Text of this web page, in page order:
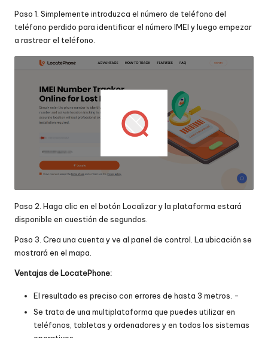
Paso 1. Simplemente introduzca el número de teléfono del
teléfono perdido para identificar el número IMEI y luego empezar
a rastrear el teléfono.
Paso 2. Haga clic en el botón Localizar y la plataforma estará
disponible en cuestión de segundos.
Paso 3. Crea una cuenta y ve al panel de control. La ubicación se
mostrará en el mapa.
Ventajas de LocatePhone:
El resultado es preciso con errores de hasta 3 metros. -
Se trata de una multiplataforma que puedes utilizar en
teléfonos, tabletas y ordenadores y en todos los sistemas